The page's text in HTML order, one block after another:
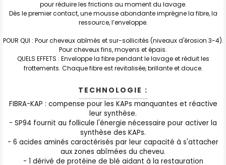
pour réduire les frictions au moment du lavage.
Dès le premier contact, une mousse abondante imprègne la fibre, la
ressource, l’enveloppe.
POUR QUI : Pour cheveux abîmés et sur-sollicités (niveaux d'érosion 3-4).
Pour cheveux fins, moyens et épais.
QUELS EFFETS : Enveloppe la fibre pendant le lavage et réduit les
frottements. Chaque fibre est revitalisée, brillante et douce.
TECHNOLOGIE :
FIBRA-KAP : compense pour les KAPs manquantes et réactive
leur synthèse.
- SP94 fournit au follicule l'énergie nécessaire pour activer la
synthèse des KAPs.
- 6 acides aminés caractérisés par leur capacité à s'attacher
aux zones abîmées du cheveu.
- 1 dérivé de protéine de blé aidant à la restauration